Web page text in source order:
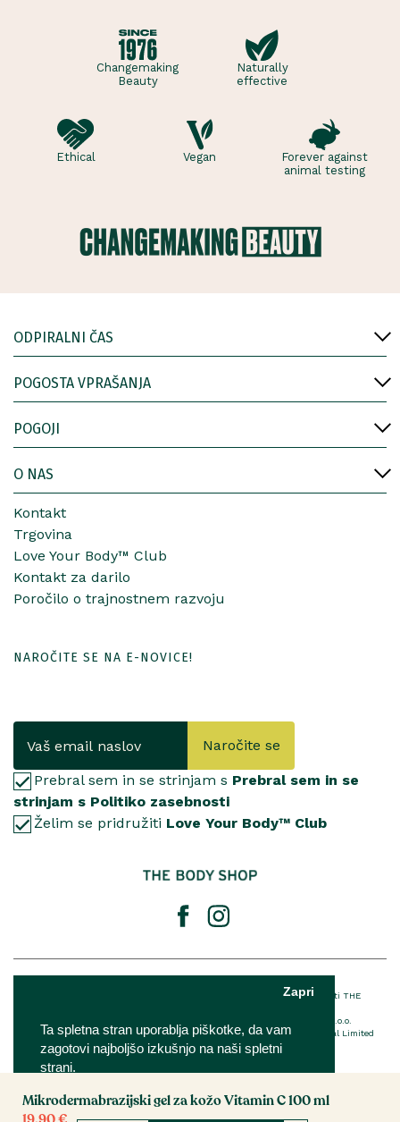
Ta spletna stran uporablja piškotke, da vam
zagotovi najboljšo izkušnjo na naši spletni
strani.
Zapri
Nastavitve Sprejmi
Mikrodermabrazijski gel za kožo Vitamin C 100 ml
Changemaking
Beauty
Naturally
effective
Ethical Vegan
Forever against
animal testing
ODPIRALNI ČAS
POGOSTA VPRAŠANJA
POGOJI
O NAS
Kontakt
Trgovina
Love Your Body™ Club
Kontakt za darilo
Poročilo o trajnostnem razvoju
NAROČITE SE NA E-NOVICE!
Naročite se
Prebral sem in se strinjam s Prebral sem in se
strinjam s Politiko zasebnosti
Želim se pridružiti Love Your Body™ Club
® Registrirana blagovna znamka podjetja THE BODY SHOP LIMITED™ v lasti THE
The Body Shop franšiza je v lasti in upravljanju podjetja IQ Verde d.o.o.
Za podrobnosti o EU imenovani odgovorni osebi The Body Shop International Limited
kliknitetukaj